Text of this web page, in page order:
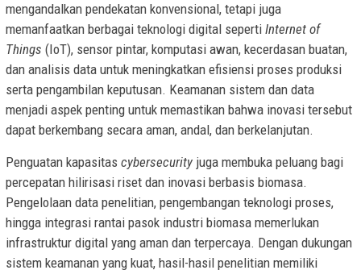
mengandalkan pendekatan konvensional, tetapi juga
memanfaatkan berbagai teknologi digital seperti Internet of
Things (IoT), sensor pintar, komputasi awan, kecerdasan buatan,
dan analisis data untuk meningkatkan efisiensi proses produksi
serta pengambilan keputusan. Keamanan sistem dan data
menjadi aspek penting untuk memastikan bahwa inovasi tersebut
dapat berkembang secara aman, andal, dan berkelanjutan.
Penguatan kapasitas cybersecurity juga membuka peluang bagi
percepatan hilirisasi riset dan inovasi berbasis biomasa.
Pengelolaan data penelitian, pengembangan teknologi proses,
hingga integrasi rantai pasok industri biomasa memerlukan
infrastruktur digital yang aman dan terpercaya. Dengan dukungan
sistem keamanan yang kuat, hasil-hasil penelitian memiliki